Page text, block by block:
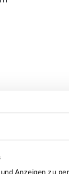
Anzeigen zu